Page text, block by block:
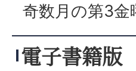
奇数月の第3
電子書籍版